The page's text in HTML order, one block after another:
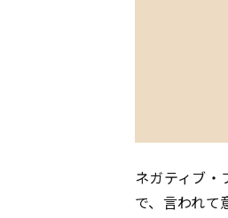
ネガティブ・
で、言われて